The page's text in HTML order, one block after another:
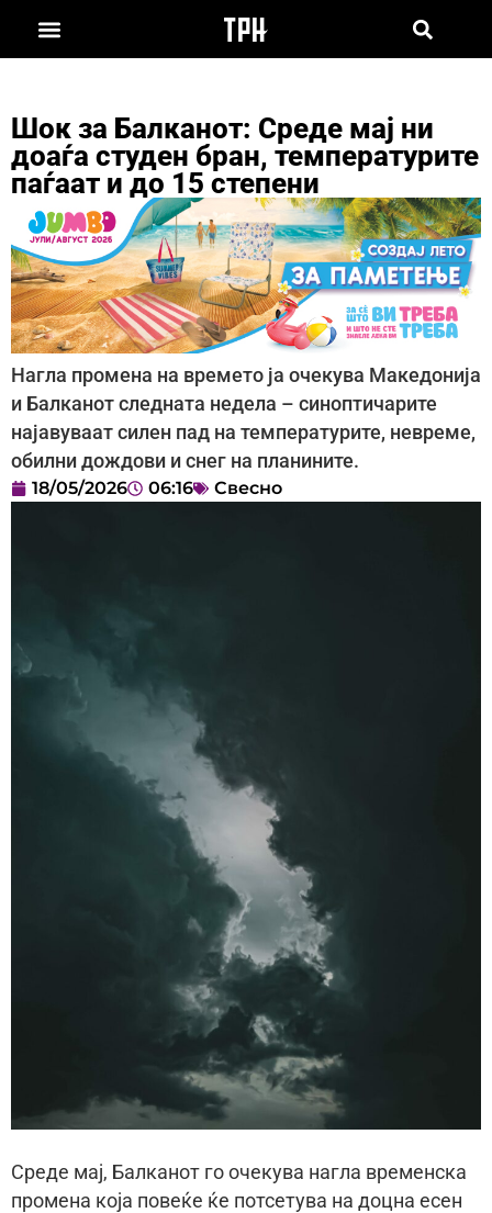
Шок за Балканот: Среде мај ни
доаѓа студен бран, температурите
паѓаат и до 15 степени
Нагла промена на времето ја очекува Македонија
и Балканот следната недела – синоптичарите
најавуваат силен пад на температурите, невреме,
обилни дождови и снег на планините.
18/05/2026 06:16 Свесно
Среде мај, Балканот го очекува нагла временска
промена која повеќе ќе потсетува на доцна есен